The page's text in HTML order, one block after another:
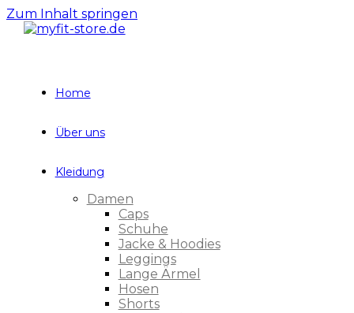
Zum Inhalt springen
Home
Über uns
Kleidung
Damen
Caps
Schuhe
Jacke & Hoodies
Leggings
Lange Ärmel
Hosen
Shorts